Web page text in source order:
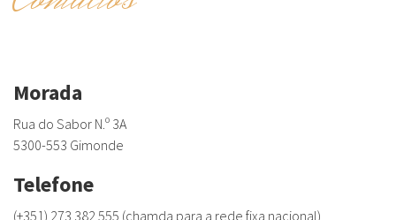
Morada
Rua do Sabor N.º 3A
5300-553 Gimonde
Telefone
(+351) 273 382 555 (chamda para a rede fixa nacional)